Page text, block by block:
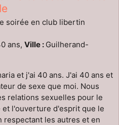
soirée en club libertin
ans, Ville : Guilherand-
et j'ai 40 ans. J'ai 40 ans et
de sexe que moi. Nous
relations sexuelles pour le
et l'ouverture d'esprit que le
les autres et en